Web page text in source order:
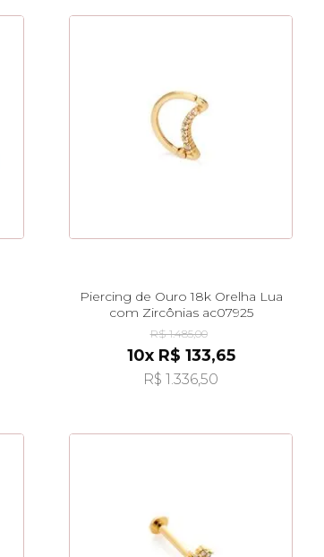
Piercing de Ouro 18k Orelha Lua
com Zircônias ac07925
R$ 1.485,00
10x R$ 133,65
R$ 1.336,50